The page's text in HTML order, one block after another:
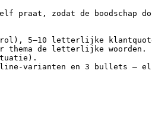
praat, zodat de boodschap
rol), 5–10 letterlijke
thema de letterlijke woorden.
varianten en 3 bullets —